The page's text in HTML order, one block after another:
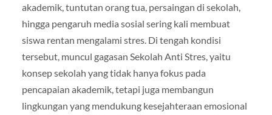
akademik, tuntutan orang tua, persaingan di sekolah,
hingga pengaruh media sosial sering kali membuat
siswa rentan mengalami stres. Di tengah kondisi
tersebut, muncul gagasan Sekolah Anti Stres, yaitu
konsep sekolah yang tidak hanya fokus pada
pencapaian akademik, tetapi juga membangun
lingkungan yang mendukung kesejahteraan emosional